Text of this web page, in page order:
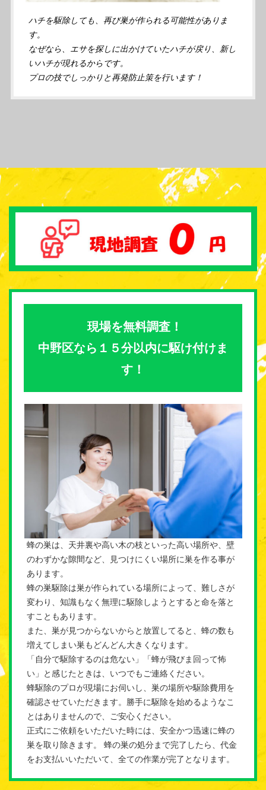
ハチを駆除しても、再び巣が作られる可能性がありま
す。
なぜなら、エサを探しに出かけていたハチが戻り、新し
いハチが現れるからです。
プロの技でしっかりと再発防止策を行います！
現場を無料調査！
中野区なら１５分以内に駆け付けま
す！
蜂の巣は、天井裏や高い木の枝といった高い場所や、壁
のわずかな隙間など、見つけにくい場所に巣を作る事が
あります。
蜂の巣駆除は巣が作られている場所によって、難しさが
変わり、知識もなく無理に駆除しようとすると命を落と
すこともあります。
また、巣が見つからないからと放置してると、蜂の数も
増えてしまい巣もどんどん大きくなります。
「自分で駆除するのは危ない」「蜂が飛びま回って怖
い」と感じたときは、いつでもご連絡ください。
蜂駆除のプロが現場にお伺いし、巣の場所や駆除費用を
確認させていただきます。勝手に駆除を始めるようなこ
とはありませんので、ご安心ください。
正式にご依頼をいただいた時には、安全かつ迅速に蜂の
巣を取り除きます。 蜂の巣の処分まで完了したら、代金
をお支払いいただいて、全ての作業が完了となります。